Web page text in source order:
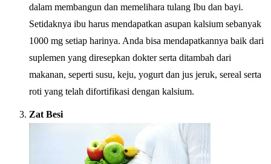
dalam membangun dan memelihara tulang Ibu dan bayi.
Setidaknya ibu harus mendapatkan asupan kalsium sebanyak
1000 mg setiap harinya. Anda bisa mendapatkannya baik dari
suplemen yang diresepkan dokter serta ditambah dari
makanan, seperti susu, keju, yogurt dan jus jeruk, sereal serta
roti yang telah difortifikasi dengan kalsium.
Zat Besi